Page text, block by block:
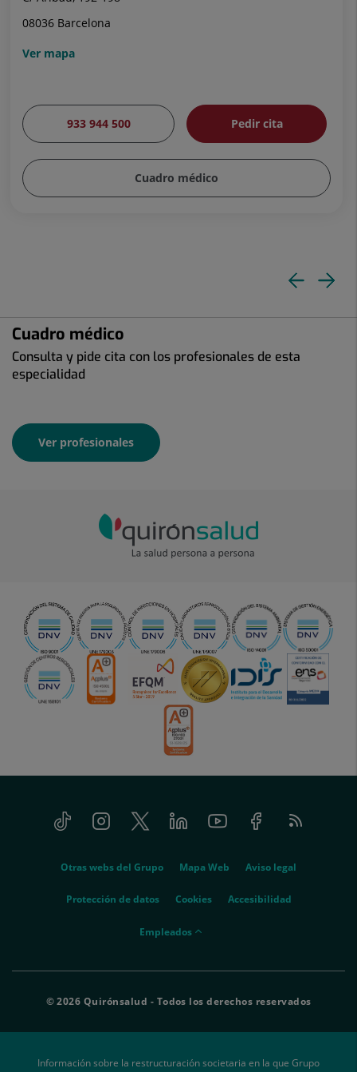
08036 Barcelona
Ver mapa
933 944 500 Pedir cita
Cuadro médico
Cuadro médico
Consulta y pide cita con los profesionales de esta
especialidad
Ver profesionales
Tiktok InstagramTwitter LinkedinYoutube FacebookFeed
RSS
Otras webs del Grupo Mapa Web Aviso legal
Protección de datos Cookies Accesibilidad
empleados
Empleados
© 2026 Quirónsalud - Todos los derechos reservados
Información sobre la restructuración societaria en la que Grupo